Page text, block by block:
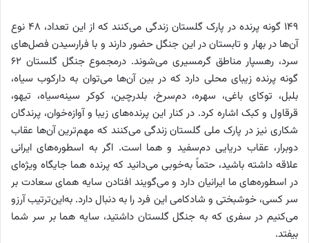
۱۴۹ گونه پرنده در پارک گلستان زندگی می‌کنند که از این تعداد، ۴۸ نوع
آن‌ها در بهار و تابستان در این جنگل حضور دارند و با فرارسیدن فصل‌های
سرد، رهسپار مناطق گرمسیری می‌شوند. درمجموع جنگل گلستان ۶۲
گونه پرنده زیبای محلی دارد که در بین آن‌ها می‌توان به دارکوب سیاه،
بلبل، توکای باغی، سهره‌، دم‌سرخ، بلدرچین، کوکر سینه‌سیاه، تیهو،
قرقاول و کبک اشاره کرد. در کنار این پرنده‌های زیبا و آوازه‌خوان، پرندگان
شکاری نیز در پارک ملی گلستان زندگی می‌کنند که مهم‌ترین آن‌ها عقاب
دوبرار، عقاب دریایی دم‌سفید و هما است. اگر به اسطوره‌های ایرانی
علاقه داشته باشید، حتماً به‌خوبی می‌دانید که پرنده هما جایگاه ویژه‌ای
در اسطوره‌های ما ایرانیان دارد و می‌گویند افتادن سایه همای سعادت بر
سر کسی، خوشبختی و شادکامی این فرد را به دنبال دارد. به‌این‌ترتیب آرزو
می‌کنیم در سفری که به جنگل گلستان داشتید، سایه هما بر سر شما
بیفتد.